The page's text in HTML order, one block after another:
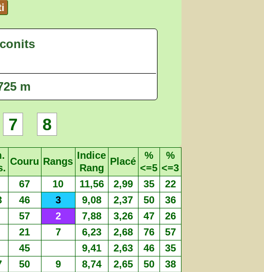
m
7 8
Couru Rangs
Indice
Rang
Placé
%
<=5
%
<=3
67 10 11,56 2,99 35 22
46 3 9,08 2,37 50 36
57 2 7,88 3,26 47 26
21 7 6,23 2,68 76 57
45 9,41 2,63 46 35
50 9 8,74 2,65 50 38